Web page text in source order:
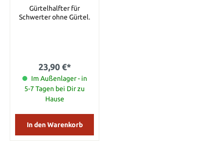
Gürtelhalfter für
Schwerter ohne Gürtel.
23,90 €*
Im Außenlager - in
5-7 Tagen bei Dir zu
Hause
In den Warenkorb